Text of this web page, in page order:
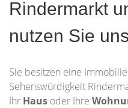
Rindermarkt
nutzen Sie
Sie besitzen eine
Sehenswürdigkeit
Ihr Haus oder Ihre